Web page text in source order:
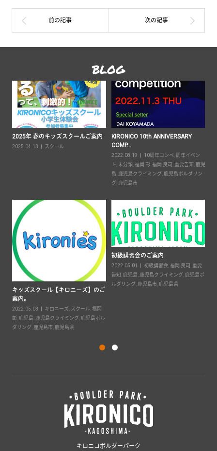
BLOG
2025年 春のキッズスクールご案内
2025.04.13 スクール
KIRONICO 10th ANNIVERSARY
COMP...
2022.08.19 10周年コンペ
周年イベン
ト
未分類 福岡 彰 福岡 良司 重要告知
鹿児
島
鹿児島クライミング, 鹿児島ボルダリン
グ, 鹿児島市
キッズスクール【キロニーズ】のご
案内。
2022.05.03 キロニーズ, スクール 福岡
彰
鹿児島 鹿児島クライミング, 鹿児島ボル
ダリング, 鹿児島市, 鹿児島県
初級講習会のご案内
2022.05.01 初級講習会,福岡 良司 , 重要
告知 ,鹿児島,鹿児島クライミング,鹿児島ボ
ルダリング,鹿児島市,鹿児島県
キロニコボルダーパーク